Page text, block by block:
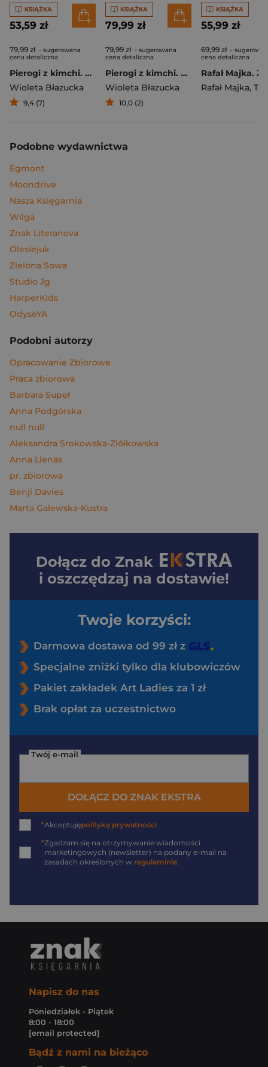
KSIĄŻKA
53,59 zł
79,99 zł - sugerowana
cena detaliczna
Pierogi z kimchi. Moje ulubione azjatyckie przepisy
Wioleta Błazucka
9,4 (7)
KSIĄŻKA
79,99 zł
79,99 zł - sugerowana
cena detaliczna
Pierogi z kimchi. Moje ulubione azjatyckie przepisy - książka z autografem
Wioleta Błazucka
10,0 (2)
KSIĄŻKA
55,99 zł
69,99 zł -
cena detaliczna
Rafał Majka,
Podobne wydawnictwa
Egmont
Moondrive
Nasza Księgarnia
Wilga
Znak Literanova
Olesiejuk
Zielona Sowa
Studio Jg
HarperKids
OdyseYA
Podobni autorzy
Opracowanie Zbiorowe
Praca zbiorowa
Barbara Supeł
Anna Podgórska
null null
Aleksandra Srokowska-Ziółkowska
Anna Llenas
pr. zbiorowa
Benji Davies
Marta Galewska-Kustra
Dołącz do Znak
i oszczędzaj na dostawie!
Twoje korzyści:
Darmowa dostawa od 99 zł z
Specjalne zniżki tylko dla klubowiczów
Pakiet zakładek Art Ladies za 1 zł
Brak opłat za uczestnictwo
Twój e-mail
DOŁĄCZ DO ZNAK EKSTRA
*Akceptujępolitykę prywatności
*Zgadzam się na otrzymywanie wiadomości
marketingowych (newsletter) na podany e-mail na
zasadach określonych w regulaminie.
Napisz do nas
Poniedziałek - Piątek
8:00 - 18:00
[email protected]
Bądź z nami na bieżąco